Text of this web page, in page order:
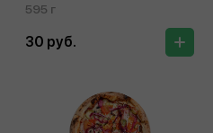
595 г
30 руб.